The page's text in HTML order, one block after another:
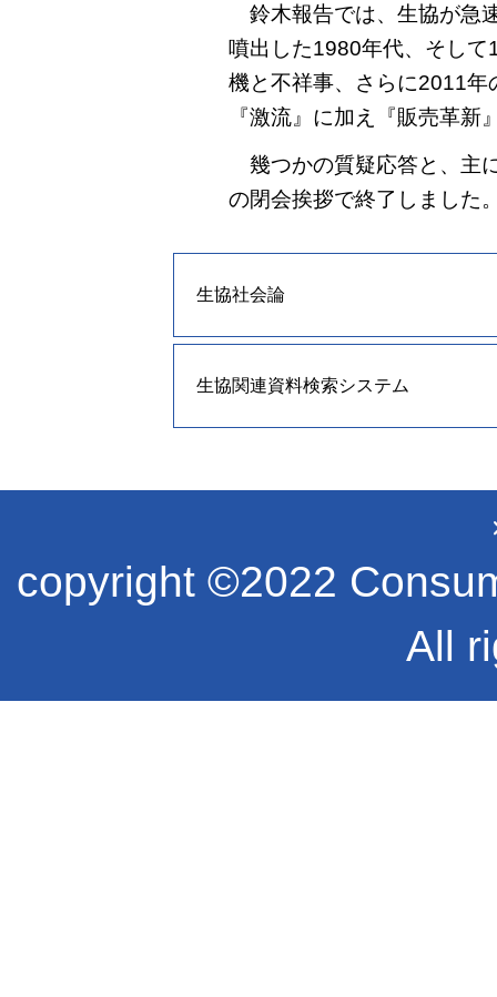
鈴木報告では、生協が急
噴出した1980年代、そし
機と不祥事、さらに2011
『激流』に加え『販売革
幾つかの質疑応答と、主
の閉会挨拶で終了しました
生協社会論
生協関連資料検索システム
copyright ©2022
All